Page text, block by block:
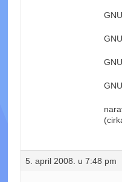
5. april 2008. u 7:48 pm